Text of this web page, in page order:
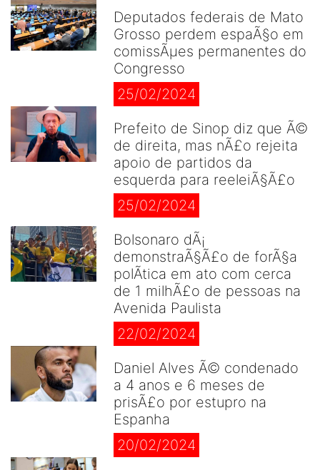
Deputados federais de Mato
Grosso perdem espaÃ§o em
comissÃµes permanentes do
Congresso
25/02/2024
Prefeito de Sinop diz que Ã©
de direita, mas nÃ£o rejeita
apoio de partidos da
esquerda para reeleiÃ§Ã£o
25/02/2024
Bolsonaro dÃ¡
demonstraÃ§Ã£o de forÃ§a
polÃ­tica em ato com cerca
de 1 milhÃ£o de pessoas na
Avenida Paulista
22/02/2024
Daniel Alves Ã© condenado
a 4 anos e 6 meses de
prisÃ£o por estupro na
Espanha
20/02/2024